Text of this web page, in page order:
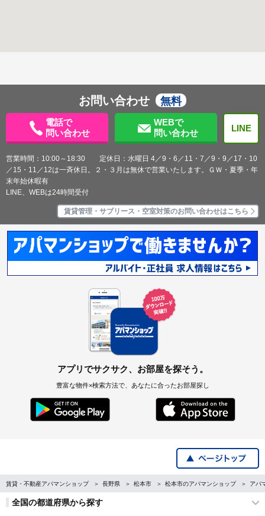
お問い合わせ 無料
電話で
問い合わせ
WEBで
問い合わせ
LINE
営業時間：10:00～18:30 定休日：水曜日 4／9・6／11・7／9・9／17・10
／15・11／12は一斉休日。２・３月は無休で営業いたします。ＧＷ・夏季・年
末年始休暇有
LINE、WEBは24時間受付
賃貸管理・サブリース・空室対策のお問い合わせはこちら
アプリでサクサク、お部屋を探そう。
豊富な物件×検索方法で、あなたに合ったお部屋探し
賃貸・不動産アパマンショップ 長野県 松本市 松本市のアパマンショップ アパ
全国の都道府県から探す